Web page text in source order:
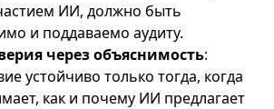
ИИ, должно быть
и поддаваемо аудиту.
через объяснимость:
устойчиво только тогда, когда
как и почему ИИ предлагает